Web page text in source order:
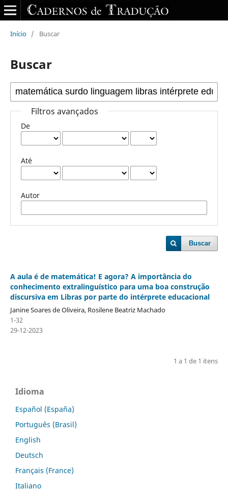
Início / Buscar
Buscar
Filtros avançados
De
Até
Autor
Buscar
A aula é de matemática! E agora? A importância do
conhecimento extralinguístico para uma boa construção
discursiva em Libras por parte do intérprete educacional
Janine Soares de Oliveira, Rosilene Beatriz Machado
1-32
29-12-2023
1 a 1 de 1 itens
Idioma
Español (España)
Português (Brasil)
English
Deutsch
Français (France)
Italiano